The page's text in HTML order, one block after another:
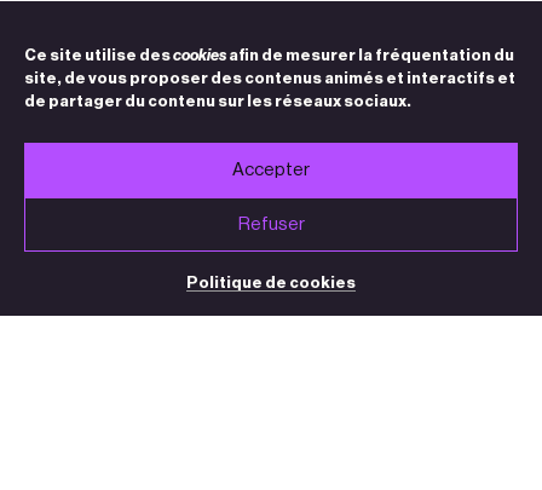
Ce site utilise descookies afin de mesurer la fréquentation du
site, de vous proposer des contenus animés et interactifs et
de partager du contenu sur les réseaux sociaux.
Accepter
Refuser
Politique de cookies